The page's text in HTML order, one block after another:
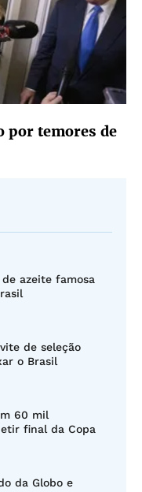
por temores de
azeite famosa
de seleção
o Brasil
60 mil
final da Copa
da Globo e